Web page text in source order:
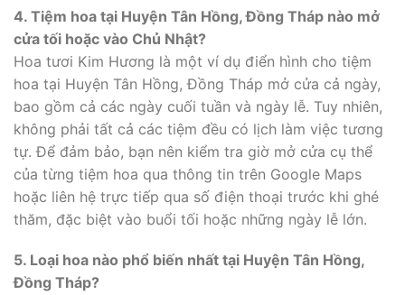
4. Tiệm hoa tại Huyện Tân Hồng, Đồng Tháp nào mở
cửa tối hoặc vào Chủ Nhật?
Hoa tươi Kim Hương là một ví dụ điển hình cho tiệm
hoa tại Huyện Tân Hồng, Đồng Tháp mở cửa cả ngày,
bao gồm cả các ngày cuối tuần và ngày lễ. Tuy nhiên,
không phải tất cả các tiệm đều có lịch làm việc tương
tự. Để đảm bảo, bạn nên kiểm tra giờ mở cửa cụ thể
của từng tiệm hoa qua thông tin trên Google Maps
hoặc liên hệ trực tiếp qua số điện thoại trước khi ghé
thăm, đặc biệt vào buổi tối hoặc những ngày lễ lớn.
5. Loại hoa nào phổ biến nhất tại Huyện Tân Hồng,
Đồng Tháp?